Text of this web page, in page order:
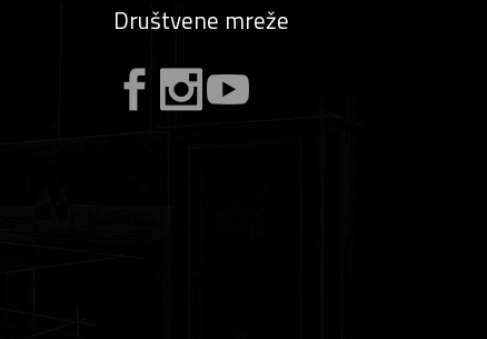
Društvene mreže